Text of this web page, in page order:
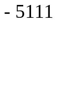
- 5111